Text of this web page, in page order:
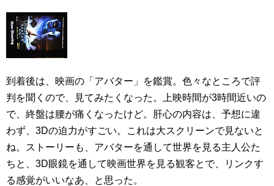
到着後は、映画の「アバター」を鑑賞。色々なところで評
判を聞くので、見てみたくなった。上映時間が3時間近いの
で、終盤は腰が痛くなったけど。肝心の内容は、予想に違
わず、3Dの迫力がすごい。これは大スクリーンで見ないと
ね。ストーリーも、アバターを通して世界を見る主人公た
ちと、3D眼鏡を通して映画世界を見る観客とで、リンクす
る感覚がいいなあ、と思った。